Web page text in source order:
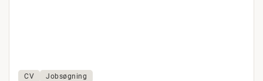
CV Jobsøgning